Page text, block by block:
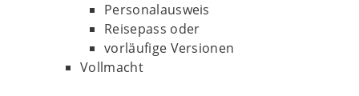
Personalausweis
Reisepass oder
vorläufige Versionen
Vollmacht